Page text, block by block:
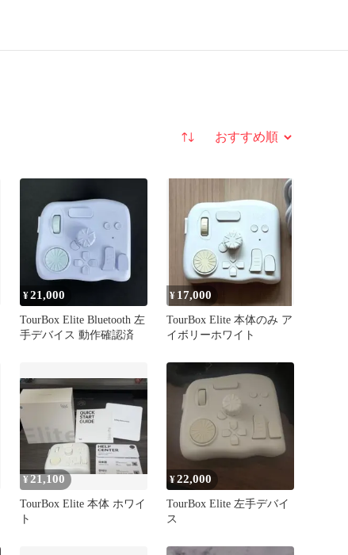
並び替え
¥21,000
TourBox Elite Bluetooth 左
手デバイス 動作確認済
¥ 17,000
TourBox Elite 本体のみ ア
イボリーホワイト
¥ 21,100
TourBox Elite 本体 ホワイ
ト
¥22,000
TourBox Elite 左手デバイ
ス